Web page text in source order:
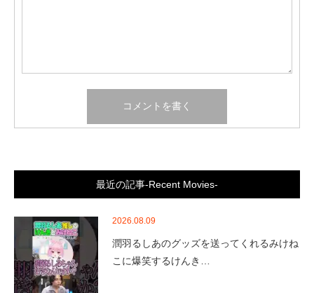
最近の記事-Recent Movies-
2026.08.09
潤羽るしあのグッズを送ってくれるみけね
こに爆笑するけんき…